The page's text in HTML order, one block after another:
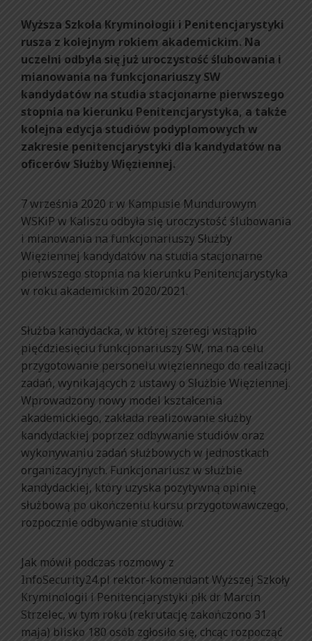
Wyższa Szkoła Kryminologii i Penitencjarystyki
rusza z kolejnym rokiem akademickim. Na
uczelni odbyła się już uroczystość ślubowania i
mianowania na funkcjonariuszy SW
kandydatów na studia stacjonarne pierwszego
stopnia na kierunku Penitencjarystyka, a także
kolejna edycja studiów podyplomowych w
zakresie penitencjarystyki dla kandydatów na
oficerów Służby Więziennej.
7 września 2020 r. w Kampusie Mundurowym
WSKiP w Kaliszu odbyła się uroczystość ślubowania
i mianowania na funkcjonariuszy Służby
Więziennej kandydatów na studia stacjonarne
pierwszego stopnia na kierunku Penitencjarystyka
w roku akademickim 2020/2021.
Służba kandydacka, w której szeregi wstąpiło
pięćdziesięciu funkcjonariuszy SW, ma na celu
przygotowanie personelu więziennego do realizacji
zadań, wynikających z ustawy o Służbie Więziennej.
Wprowadzony nowy model kształcenia
akademickiego, zakłada realizowanie służby
kandydackiej poprzez odbywanie studiów oraz
wykonywaniu zadań służbowych w jednostkach
organizacyjnych. Funkcjonariusz w służbie
kandydackiej, który uzyska pozytywną opinię
służbową po ukończeniu kursu przygotowawczego,
rozpocznie odbywanie studiów.
Jak mówił podczas rozmowy z
InfoSecurity24.pl rektor-komendant Wyższej Szkoły
Kryminologii i Penitencjarystyki płk dr Marcin
Strzelec, w tym roku (rekrutację zakończono 31
maja) blisko 180 osób zgłosiło się, chcąc rozpocząć